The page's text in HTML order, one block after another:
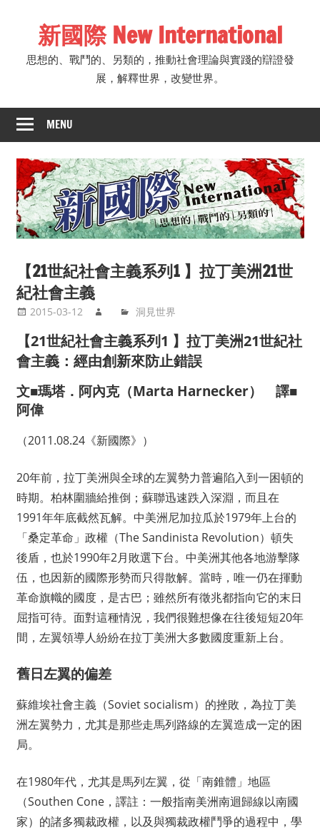
新國際 New International
思想的、戰鬥的、另類的，推動社會理論與實踐的辯證發
展，解釋世界，改變世界。
MENU
【21世紀社會主義系列1 】拉丁美洲21世
紀社會主義
2015-03-12 洞見世界
【21世紀社會主義系列1 】拉丁美洲21世紀社
會主義：經由創新來防止錯誤
文■瑪塔．阿內克（Marta Harnecker） 譯■
阿偉
（2011.08.24《新國際》）
20年前，拉丁美洲與全球的左翼勢力普遍陷入到一困頓的
時期。柏林圍牆給推倒；蘇聯迅速跌入深淵，而且在
1991年年底截然瓦解。中美洲尼加拉瓜於1979年上台的
「桑定革命」政權（The Sandinista Revolution）頓失
後盾，也於1990年2月敗選下台。中美洲其他各地游擊隊
伍，也因新的國際形勢而只得散解。當時，唯一仍在揮動
革命旗幟的國度，是古巴；雖然所有徵兆都指向它的末日
屈指可待。面對這種情況，我們很難想像在往後短短20年
間，左翼領導人紛紛在拉丁美洲大多數國度重新上台。
舊日左翼的偏差
蘇維埃社會主義（Soviet socialism）的挫敗，為拉丁美
洲左翼勢力，尤其是那些走馬列路線的左翼造成一定的困
局。
在1980年代，尤其是馬列左翼，從「南錐體」地區
（Southen Cone，譯註：一般指南美洲南迴歸線以南國
家）的諸多獨裁政權，以及與獨裁政權鬥爭的過程中，學